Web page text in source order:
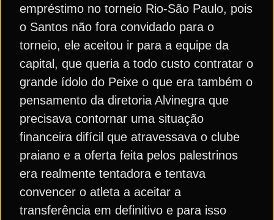
empréstimo no torneio Rio-São Paulo, pois
o Santos não fora convidado para o
torneio, ele aceitou ir para a equipe da
capital, que queria a todo custo contratar o
grande ídolo do Peixe o que era também o
pensamento da diretoria Alvinegra que
precisava contornar uma situação
financeira difícil que atravessava o clube
praiano e a oferta feita pelos palestrinos
era realmente tentadora e tentava
convencer o atleta a aceitar a
transferência em definitivo e para isso